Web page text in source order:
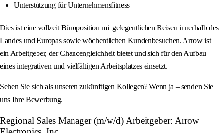
Unterstützung für Unternehmensfitness
Dies ist eine vollzeit Büroposition mit gelegentlichen Reisen innerhalb des
Landes und Europas sowie wöchentlichen Kundenbesuchen. Arrow ist
ein Arbeitgeber, der Chancengleichheit bietet und sich für den Aufbau
eines integrativen und vielfältigen Arbeitsplatzes einsetzt.
Sehen Sie sich als unseren zukünftigen Kollegen? Wenn ja – senden Sie
uns Ihre Bewerbung.
Regional Sales Manager (m/w/d) Arbeitgeber: Arrow